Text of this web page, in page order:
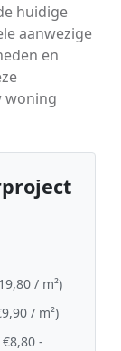
huidige
aanwezige
en
woning
/ m²)
/ m²)
-